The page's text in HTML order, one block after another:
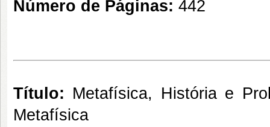
Número de Páginas: 442
Título: Metafísica, História e
Metafísica